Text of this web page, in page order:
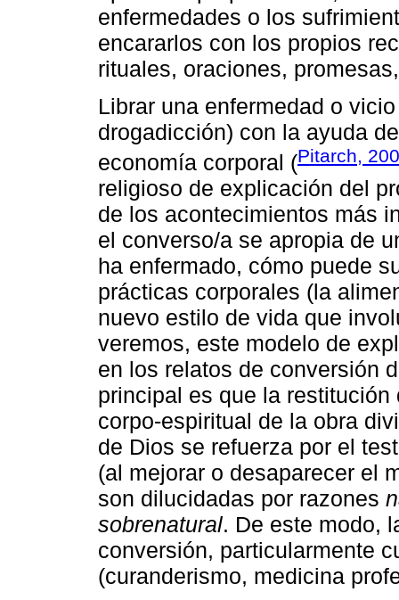
enfermedades o los
encararlos con los propios
rituales, oraciones,
Librar una enfermedad o
drogadicción) con la ayuda
economía corporal (Pitarch,
religioso de explicación del
de los acontecimientos más
el converso/a se apropia de
ha enfermado, cómo puede
prácticas corporales (la
nuevo estilo de vida que
veremos, este modelo de
en los relatos de conversión
principal es que la
corpo-espiritual de la obra
de Dios se refuerza por el
(al mejorar o desaparecer el
son dilucidadas por razones
sobrenatural. De este modo,
conversión, particularmente
(curanderismo, medicina